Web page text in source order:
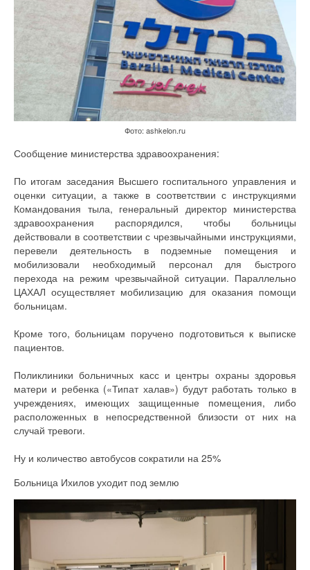
Фото: ashkelon.ru
Сообщение министерства здравоохранения:
По итогам заседания Высшего госпитального управления и
оценки ситуации, а также в соответствии с инструкциями
Командования тыла, генеральный директор министерства
здравоохранения распорядился, чтобы больницы
действовали в соответствии с чрезвычайными инструкциями,
перевели деятельность в подземные помещения и
мобилизовали необходимый персонал для быстрого
перехода на режим чрезвычайной ситуации. Параллельно
ЦАХАЛ осуществляет мобилизацию для оказания помощи
больницам.
Кроме того, больницам поручено подготовиться к выписке
пациентов.
Поликлиники больничных касс и центры охраны здоровья
матери и ребенка («Типат халав») будут работать только в
учреждениях, имеющих защищенные помещения, либо
расположенных в непосредственной близости от них на
случай тревоги.
Ну и количество автобусов сократили на 25%
Больница Ихилов уходит под землю